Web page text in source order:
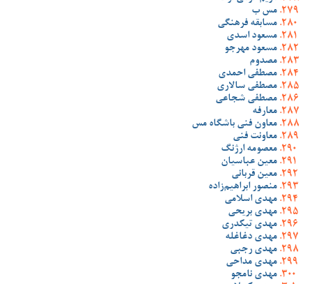
مس ب
مسابقه فرهنگی
مسعود اسدی
مسعود مهرجو
مصدوم
مصطفی احمدی
مصطفی سالاری
مصطفی شجاعی
معارفه
معاون فنی باشگاه مس
معاونت فنی
معصومه ارژنگ
معین عباسیان
معین قربانی
منصور ابراهیم‌زاده
مهدی اسلامی
مهدی بریحی
مهدی تیکدری
مهدی دغاغله
مهدی رجبی
مهدی مداحی
مهدی نامجو